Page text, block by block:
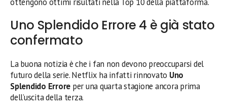
Uno Splendido Errore 4 è già stato
confermato
La buona notizia è che i fan non devono preoccuparsi del
futuro della serie. Netflix ha infatti rinnovato Uno
Splendido Errore per una quarta stagione ancora prima
dell’uscita della terza.